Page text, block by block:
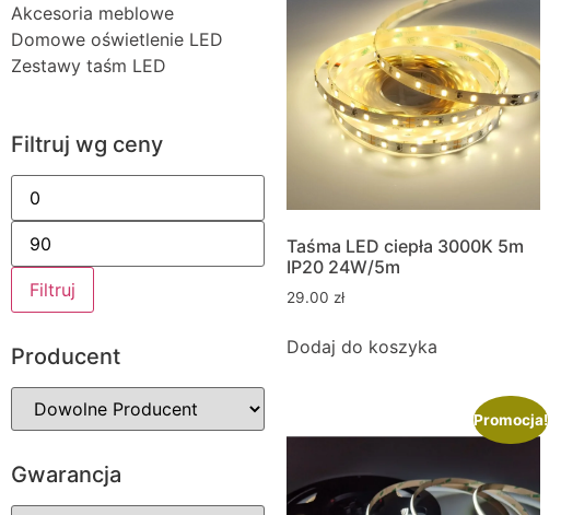
Akcesoria meblowe
Domowe oświetlenie LED
Zestawy taśm LED
Filtruj wg ceny
Filtruj
Producent
Gwarancja
Taśma LED ciepła 3000K 5m
IP20 24W/5m
29.00 zł
Dodaj do koszyka
Promocja!